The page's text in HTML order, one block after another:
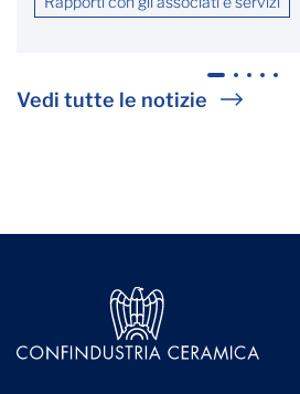
1 2 3 4 5
Vedi tutte le notizie